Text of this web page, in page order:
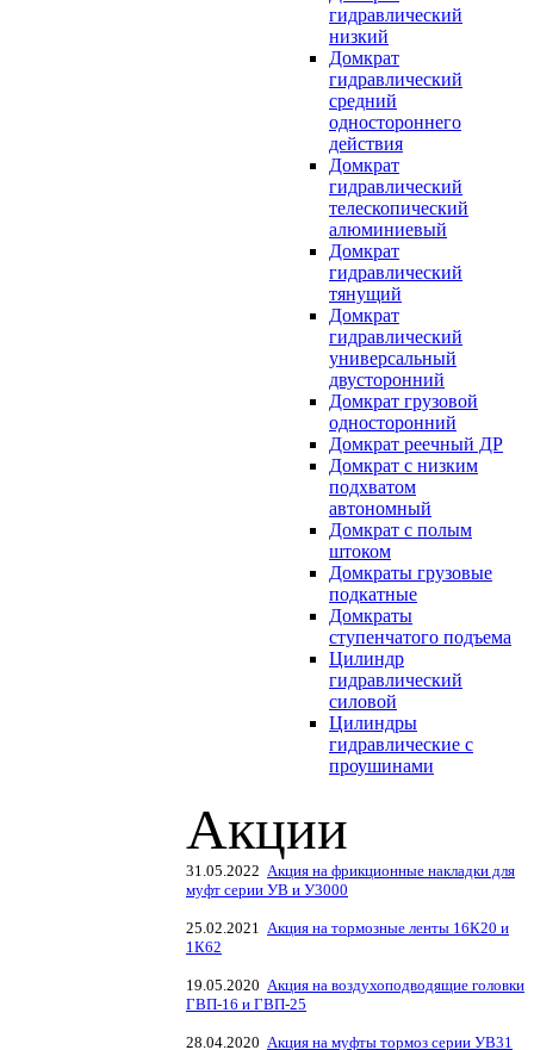
гидравлический
низкий
Домкрат
гидравлический
средний
одностороннего
действия
Домкрат
гидравлический
телескопический
алюминиевый
Домкрат
гидравлический
тянущий
Домкрат
гидравлический
универсальный
двусторонний
Домкрат грузовой
односторонний
Домкрат реечный ДР
Домкрат с низким
подхватом
автономный
Домкрат с полым
штоком
Домкраты грузовые
подкатные
Домкраты
ступенчатого подъема
Цилиндр
гидравлический
силовой
Цилиндры
гидравлические с
проушинами
Акции
31.05.2022 Акция на фрикционные накладки для
муфт серии УВ и У3000
25.02.2021 Акция на тормозные ленты 16К20 и
1К62
19.05.2020 Акция на воздухоподводящие головки
ГВП-16 и ГВП-25
28.04.2020 Акция на муфты тормоз серии УВ31